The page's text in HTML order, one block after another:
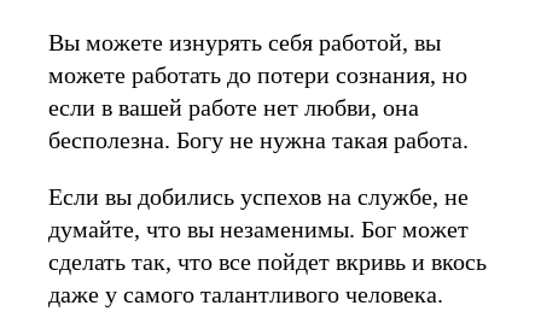
Вы можете изнурять себя работой, вы
можете работать до потери сознания, но
если в вашей работе нет любви, она
бесполезна. Богу не нужна такая работа.
Если вы добились успехов на службе, не
думайте, что вы незаменимы. Бог может
сделать так, что все пойдет вкривь и вкось
даже у самого талантливого человека.